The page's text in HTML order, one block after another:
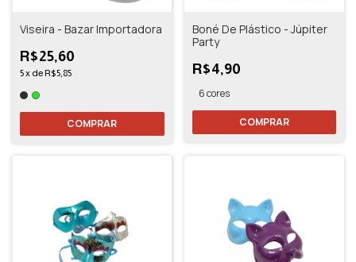
Viseira - Bazar Importadora
R$25,60
5x de R$5,85
COMPRAR
Boné De Plástico - Júpiter
Party
R$4,90
6 cores
COMPRAR